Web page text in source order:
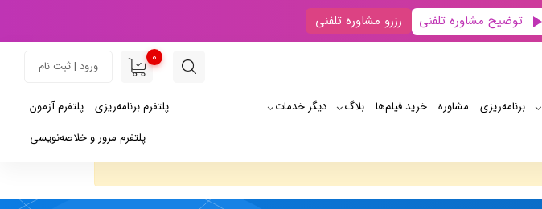
توضیح مشاوره تلفنی رزرو مشاوره تلفنی
0
ورود | ثبت نام
برنامه‌‌ریزی مشاوره خرید فیلم‌ها بلاگ دیگر خدمات پلتفرم آزمون
پلتفرم برنامه‌ریزی
پلتفرم مرور و خلاصه‌نویسی